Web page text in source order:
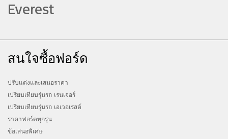
Everest
สนใจซื้อฟอร์ด
ปรับแต่งและเสนอราคา
เปรียบเทียบรุ่นรถ เรนเจอร์
เปรียบเทียบรุ่นรถ เอเวอเรสต์
ราคาฟอร์ดทุกรุ่น
ข้อเสนอพิเศษ